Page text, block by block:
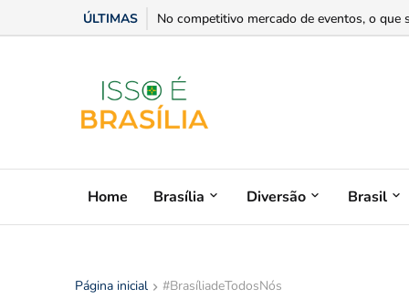
ÚLTIMAS No competitivo mercado de eventos, o que
Suplementação de vitaminas sem
Home Brasília Diversão Brasil
Página inicial #BrasíliadeTodosNós